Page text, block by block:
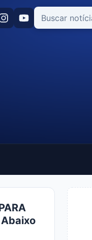
Abaixo